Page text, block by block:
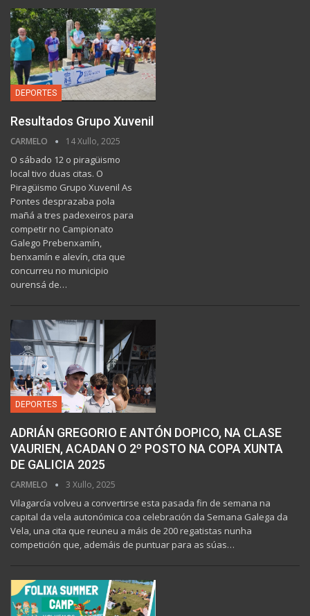
DEPORTES
Resultados Grupo Xuvenil
CARMELO 14 Xullo, 2025
O sábado 12 o piragüismo
local tivo duas citas. O
Piragüismo Grupo Xuvenil As
Pontes desprazaba pola
mañá a tres padexeiros para
competir no Campionato
Galego Prebenxamín,
benxamín e alevín, cita que
concurreu no municipio
ourensá de…
DEPORTES
ADRIÁN GREGORIO E ANTÓN DOPICO, NA CLASE
VAURIEN, ACADAN O 2º POSTO NA COPA XUNTA
DE GALICIA 2025
CARMELO 3 Xullo, 2025
Vilagarcía volveu a convertirse esta pasada fin de semana na
capital da vela autonómica coa celebración da Semana Galega da
Vela, una cita que reuneu a máis de 200 regatistas nunha
competición que, ademáis de puntuar para as súas…